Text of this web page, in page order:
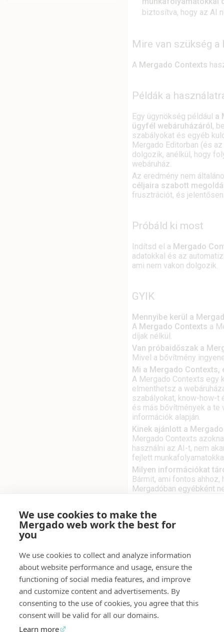
biztosítva, hogy az AI
Mire van szükség
A Mergado Contexts
Példák a
Egy ügynökség például a
ügyfél webáruházáról,
szabályokat és egyéb
Mergado Editorban (és
dolgozik, anélkül, hogy
webáruház.
Az eredmény nem
céljaira szabott
frusztrációt, és
Próbáld ki most
Indítsd el a Mergado
adatokkal és az
ami nem vakon dolgozik.
GYIK
Mennyibe kerül a
A Mergado Contexts a
díjak nélkül.
Van próbaidőszak a
Mivel a bővítmény
Mi a Mergado Contexts,
A Mergado Contexts egy
elmenthetsz a
szabályokat, know-how-t
és más bővítmények a te
információk alapján.
Kinek ajánlott a
Mergado Contexts
használni az AI-t, nem
fejlett
Milyen információkat
Bármit, ami fontos
Mergadóban egyébként
Milyen
Az információkat írhatsz
Muszáj mindent egy
Nem. Tárolhatsz mindent
stratégia, árazás,
Hogyan kapcsolódik a
A Mergado Contexts a
kell találgatnia, és nem
webáruházad céljainak
We use cookies to make the
Mergado web work the best for
you
We use cookies to collect and analyze information
about website performance and usage, ensure the
functioning of social media features, and improve
and customize content and advertisements. By
consenting to the use of cookies, you agree that this
consent will be valid for all our domains.
Learn more